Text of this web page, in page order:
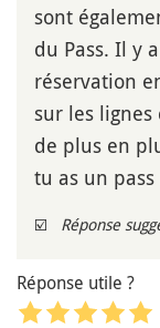
sont
du Pass. Il y
réservation
sur les lignes
de plus en
tu as un
☑️ Réponse
Réponse utile ?